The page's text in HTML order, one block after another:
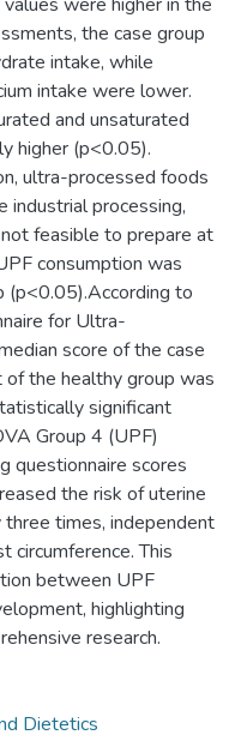
the case group
intake, while
intake were lower.
and unsaturated
higher (p<0.05).
ultra-processed foods
industrial processing,
feasible to prepare at
consumption was
(p<0.05).According to
for Ultra-
score of the case
the healthy group was
significant
Group 4 (UPF)
questionnaire scores
the risk of uterine
times, independent
circumference. This
between UPF
highlighting
research.
Dietetics